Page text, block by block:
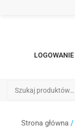
Szukaj:
LOGOWANIE
Strona główna /